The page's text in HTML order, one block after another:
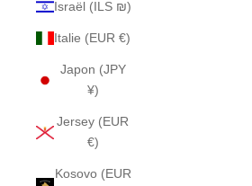
Israël (ILS ₪)
Italie (EUR €)
Japon (JPY
¥)
Jersey (EUR
€)
Kosovo (EUR